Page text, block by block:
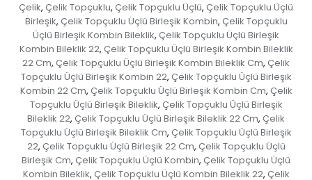
Çelik, Çelik Topçuklu, Çelik Topçuklu Üçlü, Çelik Topçuklu Üçlü
Birleşik, Çelik Topçuklu Üçlü Birleşik Kombin, Çelik Topçuklu
Üçlü Birleşik Kombin Bileklik, Çelik Topçuklu Üçlü Birleşik
Kombin Bileklik 22, Çelik Topçuklu Üçlü Birleşik Kombin Bileklik
22 Cm, Çelik Topçuklu Üçlü Birleşik Kombin Bileklik Cm, Çelik
Topçuklu Üçlü Birleşik Kombin 22, Çelik Topçuklu Üçlü Birleşik
Kombin 22 Cm, Çelik Topçuklu Üçlü Birleşik Kombin Cm, Çelik
Topçuklu Üçlü Birleşik Bileklik, Çelik Topçuklu Üçlü Birleşik
Bileklik 22, Çelik Topçuklu Üçlü Birleşik Bileklik 22 Cm, Çelik
Topçuklu Üçlü Birleşik Bileklik Cm, Çelik Topçuklu Üçlü Birleşik
22, Çelik Topçuklu Üçlü Birleşik 22 Cm, Çelik Topçuklu Üçlü
Birleşik Cm, Çelik Topçuklu Üçlü Kombin, Çelik Topçuklu Üçlü
Kombin Bileklik, Çelik Topçuklu Üçlü Kombin Bileklik 22, Çelik